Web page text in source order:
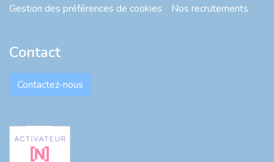
Gestion des préférences de cookies
Nos recrutements
Contact
Contactez-nous